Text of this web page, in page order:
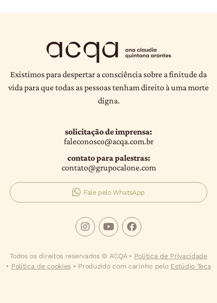
Existimos para despertar a consciência sobre a finitude da
vida para que todas as pessoas tenham direito à uma morte
digna.
solicitação de imprensa:
faleconosco@acqa.com.br
contato para palestras:
contato@grupocalone.com
Fale pelo WhatsApp
Todos os direitos reservados © ACQA • Política de Privacidade
• Política de cookies • Produzido com carinho pelo Estúdio Teca